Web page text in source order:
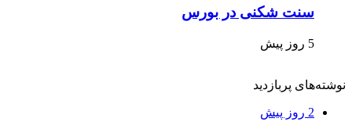
سنت شکنی در بورس
5 روز پیش
نوشته‌های پربازدید
2 روز پیش